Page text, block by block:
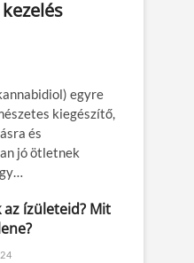
egyre
kiegészítő,
és
jó ötletnek
ízületeid? Mit